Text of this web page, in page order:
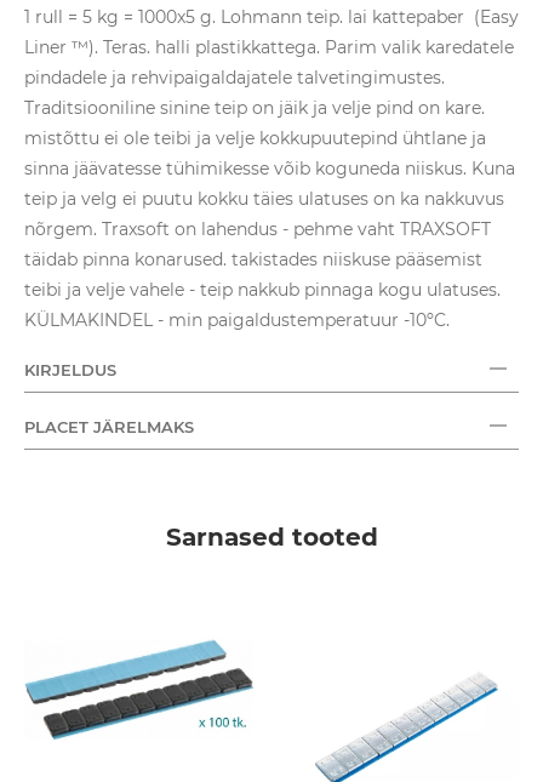
1 rull = 5 kg = 1000x5 g. Lohmann teip. lai kattepaber (Easy
Liner ™). Teras. halli plastikkattega. Parim valik karedatele
pindadele ja rehvipaigaldajatele talvetingimustes.
Traditsiooniline sinine teip on jäik ja velje pind on kare.
mistõttu ei ole teibi ja velje kokkupuutepind ühtlane ja
sinna jäävatesse tühimikesse võib koguneda niiskus. Kuna
teip ja velg ei puutu kokku täies ulatuses on ka nakkuvus
nõrgem. Traxsoft on lahendus - pehme vaht TRAXSOFT
täidab pinna konarused. takistades niiskuse pääsemist
teibi ja velje vahele - teip nakkub pinnaga kogu ulatuses.
KÜLMAKINDEL - min paigaldustemperatuur -10ºC.
KIRJELDUS
PLACET JÄRELMAKS
Sarnased tooted